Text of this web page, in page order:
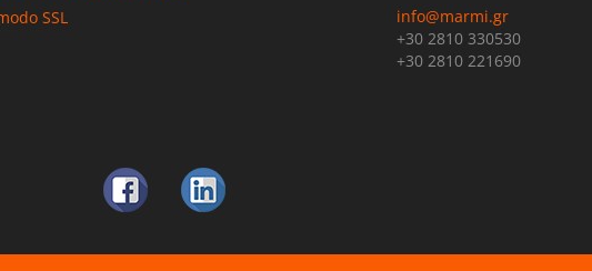
SSL
info@marmi.gr
+30 2810 330530
+30 2810 221690